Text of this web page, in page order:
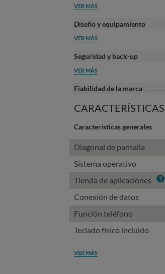
VER MÁS
Diseño y equipamiento
VER MÁS
Seguridad y back-up
VER MÁS
Fiabilidad de la marca
CARACTERÍSTICAS
Características generales
Diagonal de pantalla
Sistema operativo
Tienda de aplicaciones Info
Conexión de datos
Función teléfono
Teclado físico incluido
VER MÁS